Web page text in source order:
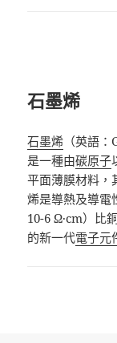
石墨烯
石墨烯 （英語：
是一種由碳原子
平面薄膜材料，
烯是導熱及導電
10-6 Ω·cm）比
的新一代電子元